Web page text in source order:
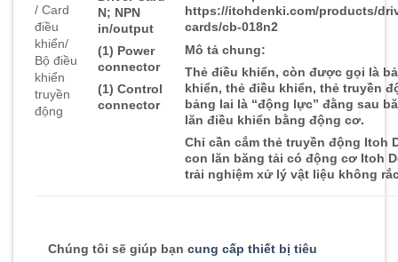
/ Card
điều
khiển/
Bộ điều
khiển
truyền
động
N; NPN
in/output
(1) Power
connector
(1) Control
connector
https://itohdenki.com/products/
cards/cb-018n2
Mô tả chung:
Thẻ điều khiển, còn được gọi là
khiển, thẻ điều khiển, thẻ truyền
bảng lai là “động lực” đằng sau
lăn điều khiển bằng động cơ.
Chỉ cần cắm thẻ truyền động Itoh
con lăn băng tải có động cơ Itoh
trải nghiệm xử lý vật liệu không
Chúng tôi sẽ giúp bạn cung cấp thiết bị tiêu